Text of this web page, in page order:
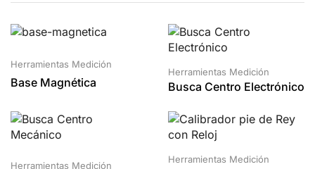
Herramientas Medición
Base Magnética
Herramientas Medición
Busca Centro Electrónico
Herramientas Medición
Herramientas Medición